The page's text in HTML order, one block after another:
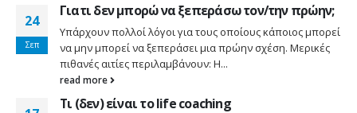
24
Σεπ
Γιατι δεν μπορώ να ξεπεράσω τον/την πρώην;
Υπάρχουν πολλοί λόγοι για τους οποίους κάποιος μπορεί
να μην μπορεί να ξεπεράσει μια πρώην σχέση. Μερικές
πιθανές αιτίες περιλαμβάνουν: Η...
read more
Τι (δεν) είναι το life coaching